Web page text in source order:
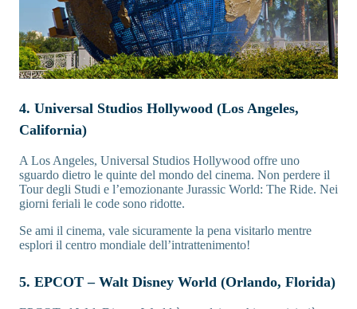
4. Universal Studios Hollywood (Los Angeles,
California)
A Los Angeles, Universal Studios Hollywood offre uno
sguardo dietro le quinte del mondo del cinema. Non perdere il
Tour degli Studi e l’emozionante Jurassic World: The Ride. Nei
giorni feriali le code sono ridotte.
Se ami il cinema, vale sicuramente la pena visitarlo mentre
esplori il centro mondiale dell’intrattenimento!
5. EPCOT – Walt Disney World (Orlando, Florida)